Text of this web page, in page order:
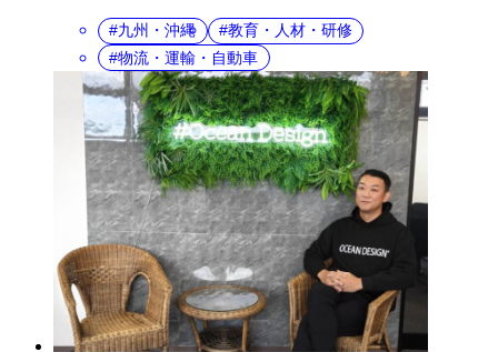
九州・沖縄
教育・人材・研修
物流・運輸・自動車